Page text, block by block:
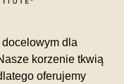
dla
korzenie tkwią
oferujemy